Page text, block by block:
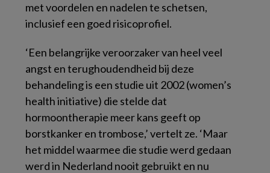
met voordelen en nadelen te schetsen,
inclusief een goed risicoprofiel.
‘Een belangrijke veroorzaker van heel veel
angst en terughoudendheid bij deze
behandeling is een studie uit 2002 (women’s
health initiative) die stelde dat
hormoontherapie meer kans geeft op
borstkanker en trombose,’ vertelt ze. ‘Maar
het middel waarmee die studie werd gedaan
werd in Nederland nooit gebruikt en nu